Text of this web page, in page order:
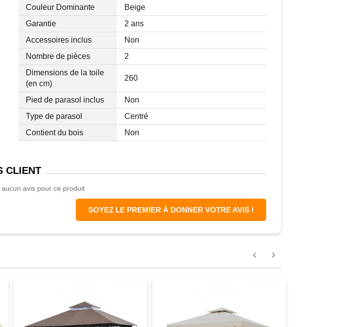
Couleur Dominante
Beige
Garantie
2 ans
Accessoires inclus
Non
Nombre de pièces
2
Dimensions de la toile
(en cm)
260
Pied de parasol inclus
Non
Type de parasol
Centré
Contient du bois
Non
CLIENT
avis pour ce produit
SOYEZ LE PREMIER À DONNER VOTRE AVIS !